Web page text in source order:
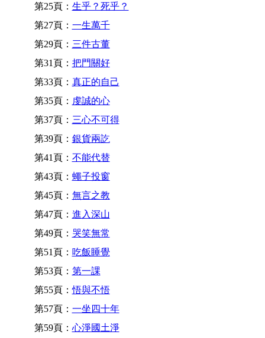
第25頁： 生乎？死乎？
第27頁： 一生萬千
第29頁： 三件古董
第31頁： 把門關好
第33頁： 真正的自己
第35頁： 虔誠的心
第37頁： 三心不可得
第39頁： 銀貨兩訖
第41頁： 不能代替
第43頁： 蠅子投窗
第45頁： 無言之教
第47頁： 進入深山
第49頁： 哭笑無常
第51頁： 吃飯睡覺
第53頁： 第一課
第55頁：悟與不悟
第57頁： 一坐四十年
第59頁： 心淨國土淨